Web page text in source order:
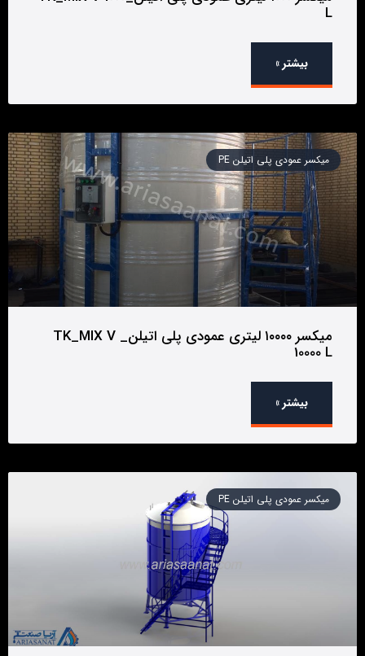
L
بیشتر »
میکسر عمودی پلی اتیلن PE
میکسر ۱۰۰۰۰ لیتری عمودی پلی اتیلن_ TK_MIX V
10000 L
بیشتر »
میکسر عمودی پلی اتیلن PE